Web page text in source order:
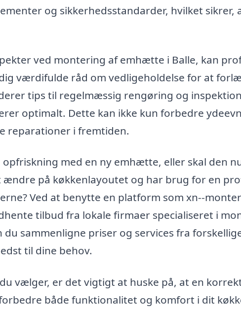
og sikkerhedsstandarder, hvilket sikrer,
ved montering af emhætte i Balle, kan
værdifulde råd om vedligeholdelse for at
tips til regelmæssig rengøring og
optimalt. Dette kan ikke kun forbedre
reparationer i fremtiden.
opfriskning med en ny emhætte, eller skal den
på køkkenlayoutet og har brug for en
Ved at benytte en platform som xn--
tilbud fra lokale firmaer specialiseret i
du sammenligne priser og services fra
til dine behov.
vælger, er det vigtigt at huske på, at en
både funktionalitet og komfort i dit